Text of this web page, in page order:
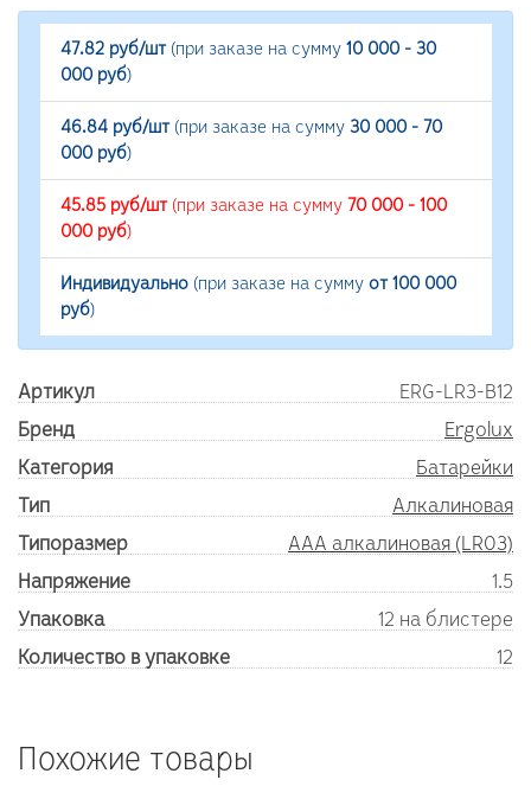
47.82 руб/шт(при заказе на сумму 10 000 - 30
000 руб)
46.84 руб/шт(при заказе на сумму 30 000 - 70
000 руб)
45.85 руб/шт(при заказе на сумму 70 000 - 100
000 руб)
Индивидуально (при заказе на сумму от 100 000
руб)
Артикул
ERG-LR3-B12
Бренд
Ergolux
Категория
Батарейки
Тип
Алкалиновая
Типоразмер
AAA алкалиновая (LR03)
Напряжение
1.5
Упаковка
12 на блистере
Количество в упаковке
12
Похожие товары